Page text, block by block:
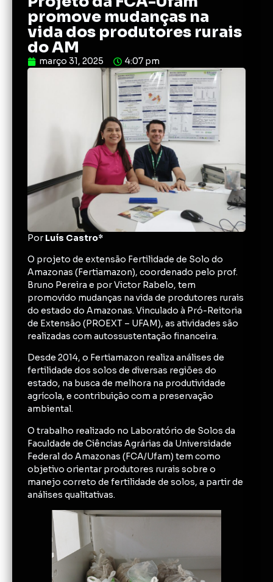
promove mudanças na
vida dos produtores rurais
do AM
março 31, 2025 4:07 pm
Por Luís Castro*
O projeto de extensão Fertilidade de Solo do
Amazonas (Fertiamazon), coordenado pelo prof.
Bruno Pereira e por Victor Rabelo, tem
promovido mudanças na vida de produtores rurais
do estado do Amazonas. Vinculado à Pró-Reitoria
de Extensão (PROEXT – UFAM), as atividades são
realizadas com autossustentação financeira.
Desde 2014, o Fertiamazon realiza análises de
fertilidade dos solos de diversas regiões do
estado, na busca de melhora na produtividade
agrícola, e contribuição com a preservação
ambiental.
O trabalho realizado no Laboratório de Solos da
Faculdade de Ciências Agrárias da Universidade
Federal do Amazonas (FCA/Ufam) tem como
objetivo orientar produtores rurais sobre o
manejo correto de fertilidade de solos, a partir de
análises qualitativas.